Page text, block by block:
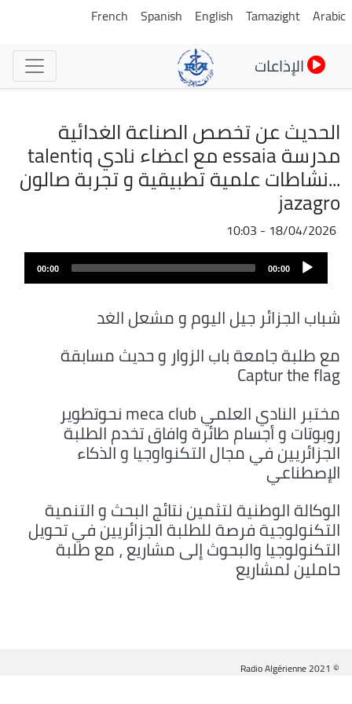
تجاوز
Arabic
Tamazight
English
Spanish
French
الإذاعات
الحديث عن تخصص الصناعة الغدائية
مدرسة essaia مع اعضاء نادي talentiq
...نشاطات علمية تطبيقية و تجربة صالون
jazagro
18/04/2026 - 10:03
ملف
الصوت
Audio
Player
00:00
00:00
شباب الجزائر جيل اليوم و مشعل الغد
مع طلبة جامعة باب الزوار و حديث مسابقة
Captur the flag
مختبر النادي العلمي meca club نحوتطوير
روبوتات و أجسام طائرة وافاق تخدم الطلبة
الجزائريين في مجال التكنواوجيا و الذكاء
الإصطناعي
الوكالة الوطنية لتثمين نتائج البحث و التنمية
التكنولوجية فرصة للطلبة الجزائريين في تحويل
التكنولوجيا والبحوث إلى مشاريع ، مع طلبة
حاملين لمشاريع
© Radio Algérienne 2021